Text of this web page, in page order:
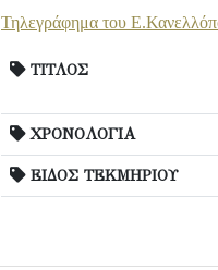
Τηλεγράφημα του
ΤΙΤΛΟΣ
ΧΡΟΝΟΛΟΓΙΑ
ΕΙΔΟΣ ΤΕΚΜΗΡΙΟΥ